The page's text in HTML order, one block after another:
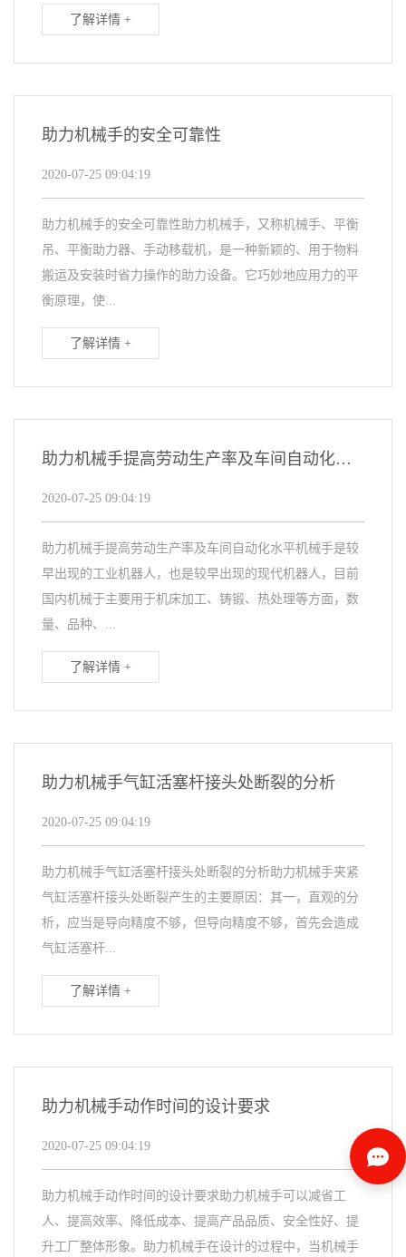
了解详情 +
助力机械手的安全可靠性
2020-07-25 09:04:19
助力机械手的安全可靠性助力机械手，又称机械手、平衡
吊、平衡助力器、手动移载机，是一种新颖的、用于物料
搬运及安装时省力操作的助力设备。它巧妙地应用力的平
衡原理，使...
了解详情 +
助力机械手提高劳动生产率及车间自动化水平
2020-07-25 09:04:19
助力机械手提高劳动生产率及车间自动化水平机械手是较
早出现的工业机器人，也是较早出现的现代机器人，目前
国内机械于主要用于机床加工、铸锻、热处理等方面，数
量、品种、...
了解详情 +
助力机械手气缸活塞杆接头处断裂的分析
2020-07-25 09:04:19
助力机械手气缸活塞杆接头处断裂的分析助力机械手夹紧
气缸活塞杆接头处断裂产生的主要原因：其一，直观的分
析，应当是导向精度不够，但导向精度不够，首先会造成
气缸活塞杆...
了解详情 +
助力机械手动作时间的设计要求
2020-07-25 09:04:19
助力机械手动作时间的设计要求助力机械手可以减省工
人、提高效率、降低成本、提高产品品质、安全性好、提
升工厂整体形象。助力机械手在设计的过程中，当机械手